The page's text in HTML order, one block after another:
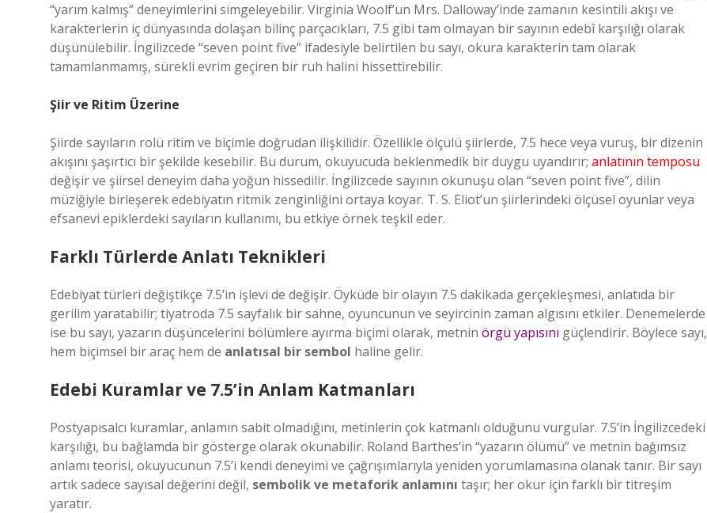
“yarım kalmış” deneyimlerini simgeleyebilir. Virginia Woolf’un Mrs. Dalloway’inde zamanın kesintili akışı ve
karakterlerin iç dünyasında dolaşan bilinç parçacıkları, 7.5 gibi tam olmayan bir sayının edebî karşılığı olarak
düşünülebilir. İngilizcede “seven point five” ifadesiyle belirtilen bu sayı, okura karakterin tam olarak
tamamlanmamış, sürekli evrim geçiren bir ruh halini hissettirebilir.
Şiir ve Ritim Üzerine
Şiirde sayıların rolü ritim ve biçimle doğrudan ilişkilidir. Özellikle ölçülü şiirlerde, 7.5 hece veya vuruş, bir dizenin
akışını şaşırtıcı bir şekilde kesebilir. Bu durum, okuyucuda beklenmedik bir duygu uyandırır; anlatının temposu
değişir ve şiirsel deneyim daha yoğun hissedilir. İngilizcede sayının okunuşu olan “seven point five”, dilin
müziğiyle birleşerek edebiyatın ritmik zenginliğini ortaya koyar. T. S. Eliot’un şiirlerindeki ölçüsel oyunlar veya
efsanevi epiklerdeki sayıların kullanımı, bu etkiye örnek teşkil eder.
Farklı Türlerde Anlatı Teknikleri
Edebiyat türleri değiştikçe 7.5’in işlevi de değişir. Öyküde bir olayın 7.5 dakikada gerçekleşmesi, anlatıda bir
gerilim yaratabilir; tiyatroda 7.5 sayfalık bir sahne, oyuncunun ve seyircinin zaman algısını etkiler. Denemelerde
ise bu sayı, yazarın düşüncelerini bölümlere ayırma biçimi olarak, metnin örgü yapısını güçlendirir. Böylece sayı,
hem biçimsel bir araç hem de anlatısal bir sembol haline gelir.
Edebi Kuramlar ve 7.5’in Anlam Katmanları
Postyapısalcı kuramlar, anlamın sabit olmadığını, metinlerin çok katmanlı olduğunu vurgular. 7.5’in İngilizcedeki
karşılığı, bu bağlamda bir gösterge olarak okunabilir. Roland Barthes’in “yazarın ölümü” ve metnin bağımsız
anlamı teorisi, okuyucunun 7.5’i kendi deneyimi ve çağrışımlarıyla yeniden yorumlamasına olanak tanır. Bir sayı
artık sadece sayısal değerini değil, sembolik ve metaforik anlamını taşır; her okur için farklı bir titreşim
yaratır.